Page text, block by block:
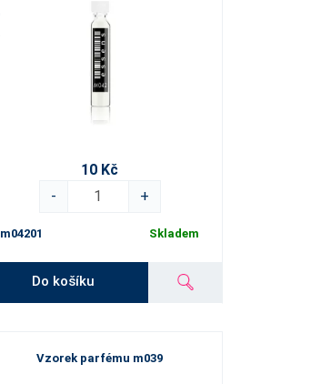
10 Kč
-
+
m04201 Skladem
Do košíku
Vzorek parfému m039